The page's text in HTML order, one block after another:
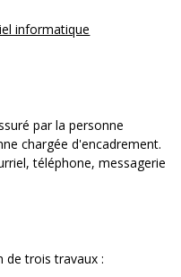
informatique
par la personne
chargée d'encadrement.
téléphone, messagerie
de trois travaux :